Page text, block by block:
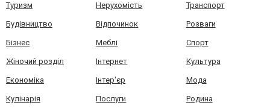
Туризм Нерухомість Транспорт
Будівництво Відпочинок Розваги
Бізнес Меблі Спорт
Жіночий розділ Інтернет Культура
Економіка Інтер'єр Мода
Кулінарія Послуги Родина